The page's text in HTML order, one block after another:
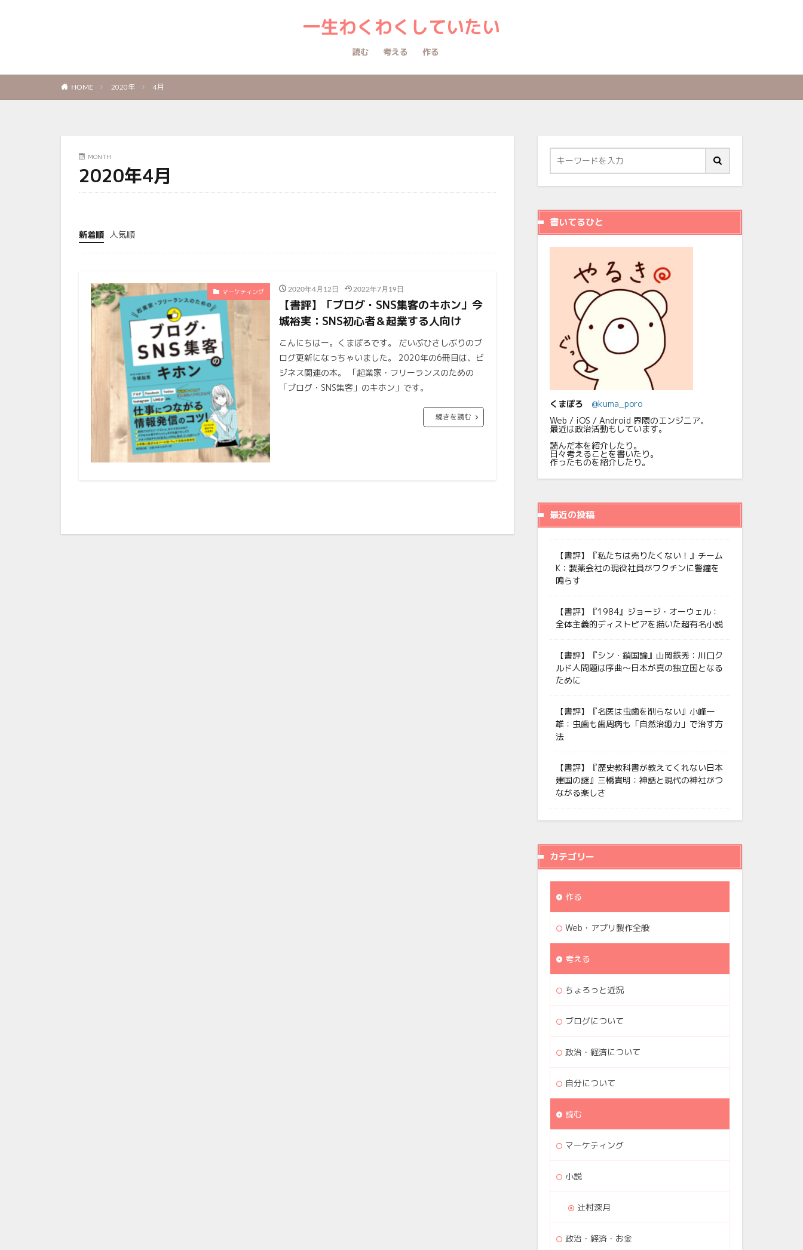
一生わくわくしていたい
読む 考える 作る
HOME 2020年 4月
MONTH
2020年4月
新着順 人気順
マーケティング 2020年4月12日 2022年7月19日
【書評】「ブログ・SNS集客のキホン」今
城裕実：SNS初心者＆起業する人向け
こんにちはー。くまぽろです。 だいぶひさしぶりのブ
ログ更新になっちゃいました。 2020年の6冊目は、ビ
ジネス関連の本。 「起業家・フリーランスのための
「ブログ・SNS集客」のキホン」です。
続きを読む
書いてるひと
くまぽろ
@kuma_poro
Web / iOS / Android 界隈のエンジニア。
最近は政治活動もしています。
読んだ本を紹介したり。
日々考えることを書いたり。
作ったものを紹介したり。
最近の投稿
【書評】『私たちは売りたくない！』チーム
K：製薬会社の現役社員がワクチンに警鐘を
鳴らす
【書評】『1984』ジョージ・オーウェル：
全体主義的ディストピアを描いた超有名小説
【書評】『シン・鎖国論』山岡鉄秀：川口ク
ルド人問題は序曲〜日本が真の独立国となる
ために
【書評】『名医は虫歯を削らない』小峰一
雄：虫歯も歯周病も「自然治癒力」で治す方
法
【書評】『歴史教科書が教えてくれない日本
建国の謎』三橋貴明：神話と現代の神社がつ
ながる楽しさ
カテゴリー
作る
Web・アプリ製作全般
考える
ちょろっと近況
ブログについて
政治・経済について
自分について
読む
マーケティング
小説
辻村深月
政治・経済・お金